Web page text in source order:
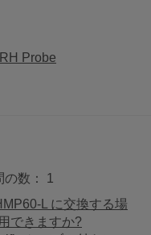
Probe
数： 1
L に交換する場
できますか?